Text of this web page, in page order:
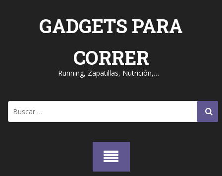
GADGETS PARA
CORRER
Running, Zapatillas, Nutrición,…